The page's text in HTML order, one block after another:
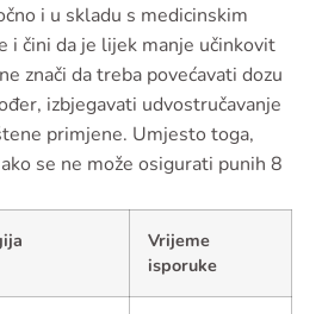
i u skladu s medicinskim
i čini da je lijek manje učinkovit
znači da treba povećavati dozu
izbjegavati udvostručavanje
primjene. Umjesto toga,
se ne može osigurati punih 8
Vrijeme
isporuke